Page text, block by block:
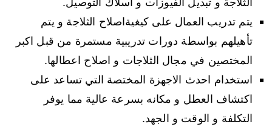
يتم تدريب العمال على كيغيةاصلاح الثلاجة و يتم
تأهيلهم بواسطة دورات تدريبية مستمرة من قبل اكبر
المختصين في مجال الثلاجات و اصلاح اعطالها.
استخدام احدث الاجهزة المختصة التي تساعد على
اكتشاف العطل و مكانه بسرعة عالية مما يوفر
التكلفة و الوقت و الجهد.